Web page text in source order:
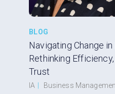
BLOG
Navigating Change
Rethinking
Trust
IA Business